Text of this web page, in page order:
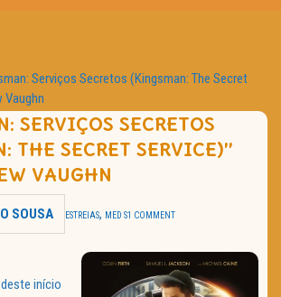
Serviços Secretos (Kingsman: The Secret
Vaughn
SERVIÇOS SECRETOS
THE SECRET SERVICE)”
VAUGHN
SOUSA ESTREIAS, MED S1 COMMENT
início